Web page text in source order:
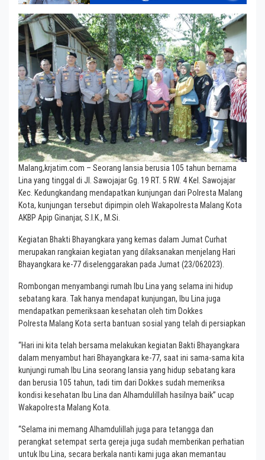
Malang,krjatim.com – Seorang lansia berusia 105 tahun bernama
Lina yang tinggal di Jl. Sawojajar Gg. 19 RT. 5 RW. 4 Kel. Sawojajar
Kec. Kedungkandang mendapatkan kunjungan dari Polresta Malang
Kota, kunjungan tersebut dipimpin oleh Wakapolresta Malang Kota
AKBP Apip Ginanjar, S.I.K., M.Si.
Kegiatan Bhakti Bhayangkara yang kemas dalam Jumat Curhat
merupakan rangkaian kegiatan yang dilaksanakan menjelang Hari
Bhayangkara ke-77 diselenggarakan pada Jumat (23/062023).
Rombongan menyambangi rumah Ibu Lina yang selama ini hidup
sebatang kara. Tak hanya mendapat kunjungan, Ibu Lina juga
mendapatkan pemeriksaan kesehatan oleh tim Dokkes
Polresta Malang Kota serta bantuan sosial yang telah di persiapkan
“Hari ini kita telah bersama melakukan kegiatan Bakti Bhayangkara
dalam menyambut hari Bhayangkara ke-77, saat ini sama-sama kita
kunjungi rumah Ibu Lina seorang lansia yang hidup sebatang kara
dan berusia 105 tahun, tadi tim dari Dokkes sudah memeriksa
kondisi kesehatan Ibu Lina dan Alhamdulillah hasilnya baik” ucap
Wakapolresta Malang Kota.
“Selama ini memang Alhamdulillah juga para tetangga dan
perangkat setempat serta gereja juga sudah memberikan perhatian
untuk Ibu Lina, secara berkala nanti kami juga akan memantau